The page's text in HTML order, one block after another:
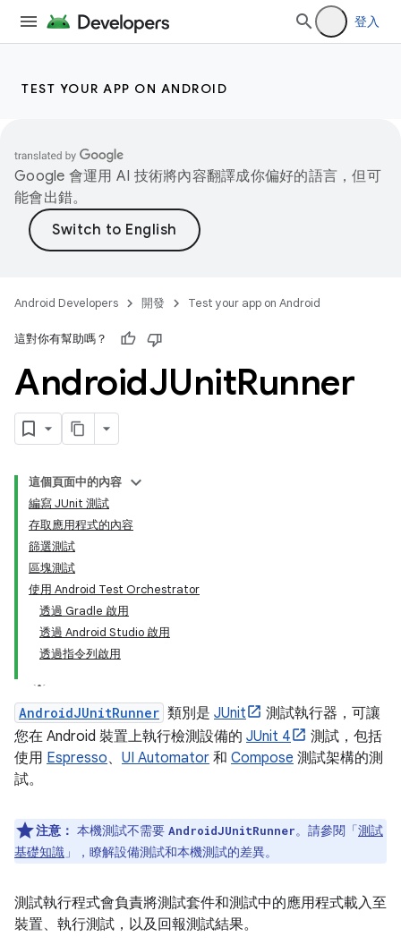
登入
TEST YOUR APP ON ANDROID
Google 會運用 AI 技術將內容翻譯成你偏好的語言，但可
能會出錯。
Android Developers 開發 Test your app on Android
這對你有幫助嗎？
AndroidJUnitRunner
這個頁面中的內容
編寫 JUnit 測試
存取應用程式的內容
篩選測試
區塊測試
使用 Android Test Orchestrator
透過 Gradle 啟用
透過 Android Studio 啟用
透過指令列啟用
AndroidJUnitRunner 類別是 JUnit
測試執行器，可讓
您在 Android 裝置上執行檢測設備的 JUnit 4
測試，包括
使用 Espresso、 UI Automator 和 Compose 測試架構的測
試。
注意： 本機測試不需要 AndroidJUnitRunner。請參閱「測試
基礎知識 」，瞭解設備測試和本機測試的差異。
測試執行程式會負責將測試套件和測試中的應用程式載入至
裝置、執行測試，以及回報測試結果。